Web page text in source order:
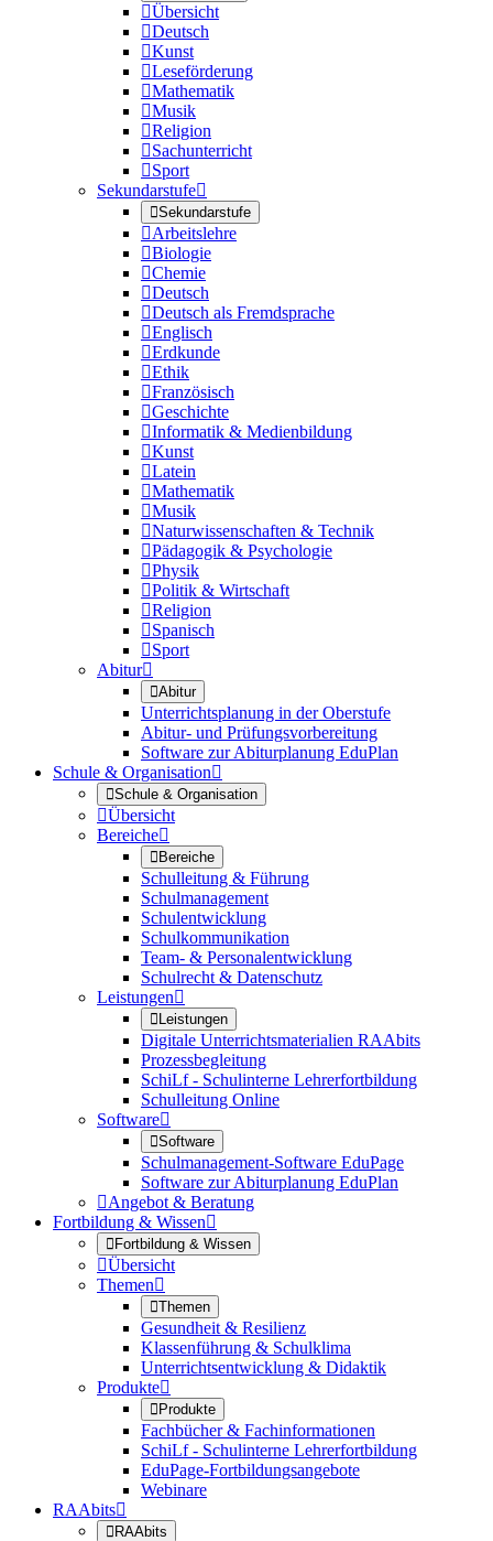
Übersicht
Deutsch
Kunst
Leseförderung
Mathematik
Musik
Religion
Sachunterricht
Sport
Sekundarstufe
Sekundarstufe
Arbeitslehre
Biologie
Chemie
Deutsch
Deutsch als Fremdsprache
Englisch
Erdkunde
Ethik
Französisch
Geschichte
Informatik & Medienbildung
Kunst
Latein
Mathematik
Musik
Naturwissenschaften & Technik
Pädagogik & Psychologie
Physik
Politik & Wirtschaft
Religion
Spanisch
Sport
Abitur
Abitur
Unterrichtsplanung in der Oberstufe
Abitur- und Prüfungsvorbereitung
Software zur Abiturplanung EduPlan
Schule & Organisation
Schule & Organisation
Übersicht
Bereiche
Bereiche
Schulleitung & Führung
Schulmanagement
Schulentwicklung
Schulkommunikation
Team- & Personalentwicklung
Schulrecht & Datenschutz
Leistungen
Leistungen
Digitale Unterrichtsmaterialien RAAbits
Prozessbegleitung
SchiLf - Schulinterne Lehrerfortbildung
Schulleitung Online
Software
Software
Schulmanagement-Software EduPage
Software zur Abiturplanung EduPlan
Angebot & Beratung
Fortbildung & Wissen
Fortbildung & Wissen
Übersicht
Themen
Themen
Gesundheit & Resilienz
Klassenführung & Schulklima
Unterrichtsentwicklung & Didaktik
Produkte
Produkte
Fachbücher & Fachinformationen
SchiLf - Schulinterne Lehrerfortbildung
EduPage-Fortbildungsangebote
Webinare
RAAbits
RAAbits